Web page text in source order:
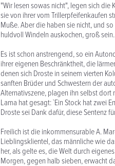
"Wir lesen sowas nicht", legen sich
sie von ihrer vom Trillerpfeifenkaufen
Muße. Aber die haben sie nicht, und
huldvoll Windeln auskochen, groß
Es ist schon anstrengend, so ein
ihrer eigenen Beschränktheit, die
denen sich Droste in seinem vierten
sanften Brüder und Schwestern der
Alternativszene, plagen ihn selbst dort
Lama hat gesagt: `Ein Stock hat zwei
Droste sei Dank dafür, diese Sentenz
Freilich ist die inkommensurable A.
Lieblingsklientel, das männliche wie
her, als gelte es, die Welt durch
Morgen, gegen halb sieben, erwacht